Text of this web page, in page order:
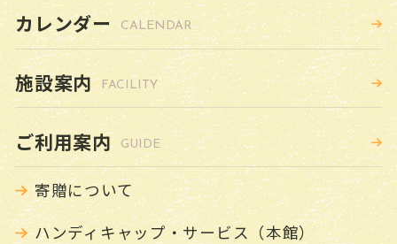
小さな図書館
図書館要覧
お問い合わせ
予約リクエストフォーム
カレンダー CALENDAR
施設案内 FACILITY
ご利用案内 GUIDE
寄贈について
ハンディキャップ・サービス（本館）